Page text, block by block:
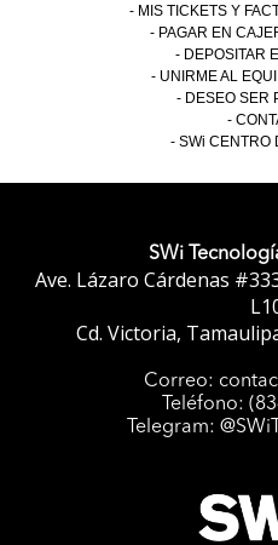
MIS TICKETS Y
PAGAR EN
DEPOSITAR
UNIRME AL
DESEO SER
SWi CENTRO
SWi
Ave. Lázaro Cárdenas
Cd. Victoria,
Correo:
Teléfono:
Telegram: